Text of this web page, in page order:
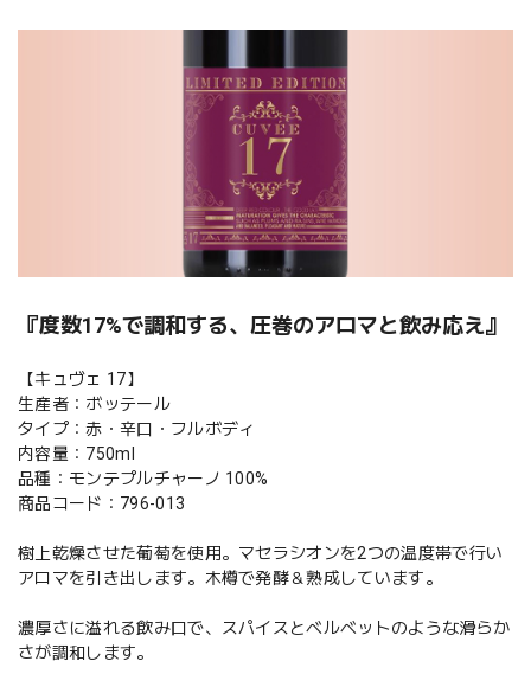
『度数17%で調和する、圧巻のアロマと飲み応え』
【キュヴェ 17】
生産者：ボッテール
タイプ：赤・辛口・フルボディ
内容量：750ml
品種：モンテプルチャーノ 100%
商品コード：796-013
樹上乾燥させた葡萄を使用。マセラシオンを2つの温度帯で行い
アロマを引き出します。木樽で発酵＆熟成しています。
濃厚さに溢れる飲み口で、スパイスとベルベットのような滑らか
さが調和します。